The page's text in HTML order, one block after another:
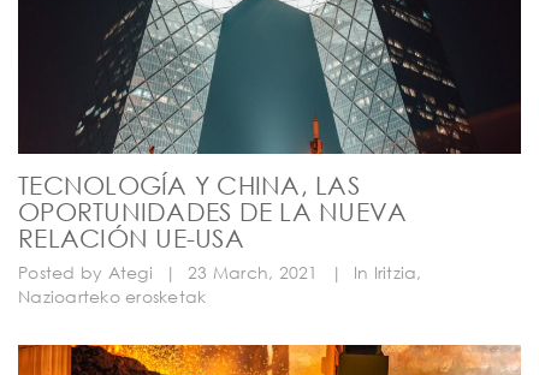
TECNOLOGÍA Y CHINA, LAS
OPORTUNIDADES DE LA NUEVA
RELACIÓN UE-USA
Posted by Ategi | 23 March, 2021 | In Iritzia,
Nazioarteko erosketak